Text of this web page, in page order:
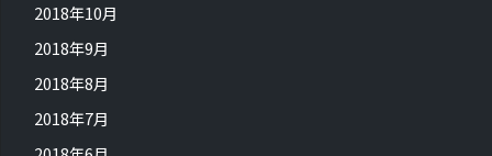
2018年10月
2018年9月
2018年8月
2018年7月